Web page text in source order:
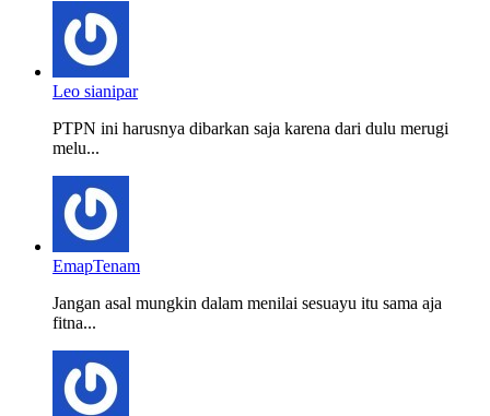
Leo sianipar
PTPN ini harusnya dibarkan saja karena dari dulu merugi
melu...
EmapTenam
Jangan asal mungkin dalam menilai sesuayu itu sama aja
fitna...